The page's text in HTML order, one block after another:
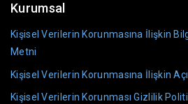
Kurumsal
Kişisel Verilerin Korunmasına İlişkin
Metni
Kişisel Verilerin Korunmasına İlişkin
Kişisel Verilerin Korunması Gizlilik